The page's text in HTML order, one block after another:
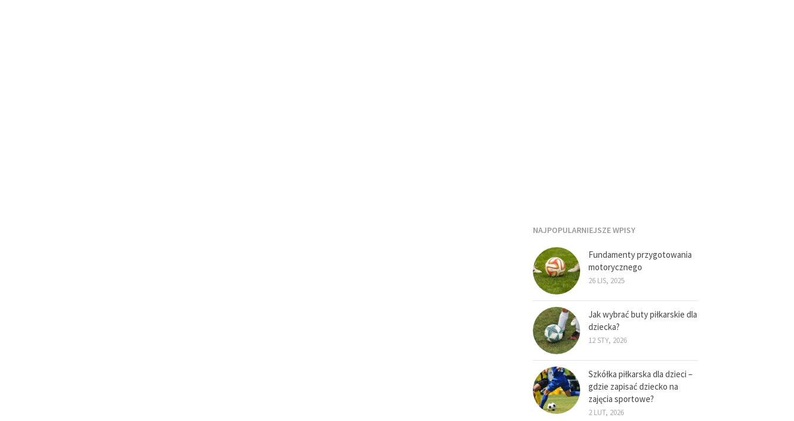
NAJPOPULARNIEJSZE WPISY
Fundamenty przygotowania
motorycznego
26 LIS, 2025
Jak wybrać buty piłkarskie dla
dziecka?
12 STY, 2026
Szkółka piłkarska dla dzieci –
gdzie zapisać dziecko na
zajęcia sportowe?
2 LUT, 2026